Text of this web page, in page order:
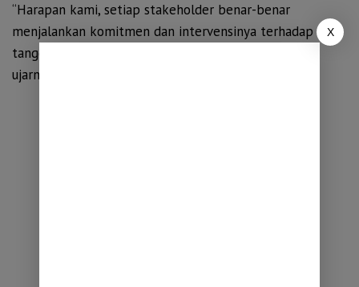
“Harapan kami, setiap stakeholder benar-benar
menjalankan komitmen dan intervensinya terhadap
tanggung jawab pada program rembuk stunting ini,”
ujarnya. (Annisa)
X